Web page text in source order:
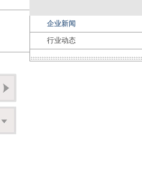
企业新闻
行业动态